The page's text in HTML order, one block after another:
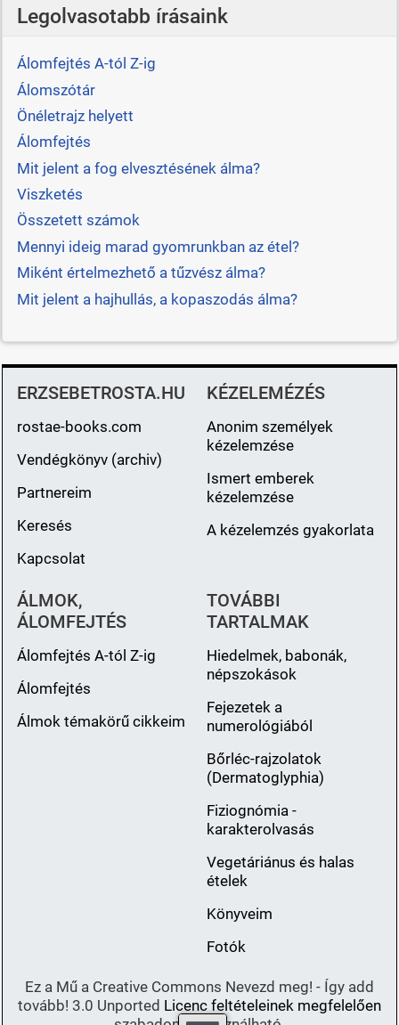
Legolvasotabb írásaink
Álomfejtés A-tól Z-ig
Álomszótár
Önéletrajz helyett
Álomfejtés
Mit jelent a fog elvesztésének álma?
Viszketés
Összetett számok
Mennyi ideig marad gyomrunkban az étel?
Miként értelmezhető a tűzvész álma?
Mit jelent a hajhullás, a kopaszodás álma?
ERZSEBETROSTA.HU
rostae-books.com
Vendégkönyv (archiv)
Partnereim
Keresés
Kapcsolat
KÉZELEMÉZÉS
Anonim személyek
kézelemzése
Ismert emberek
kézelemzése
A kézelemzés gyakorlata
ÁLMOK,
ÁLOMFEJTÉS
Álomfejtés A-tól Z-ig
Álomfejtés
Álmok témakörű cikkeim
TOVÁBBI
TARTALMAK
Hiedelmek, babonák,
népszokások
Fejezetek a
numerológiából
Bőrléc-rajzolatok
(Dermatoglyphia)
Fiziognómia -
karakterolvasás
Vegetáriánus és halas
ételek
Könyveim
Fotók
Ez a Mű a Creative Commons Nevezd meg! - Így add
tovább! 3.0 Unported Licenc feltételeinek megfelelően